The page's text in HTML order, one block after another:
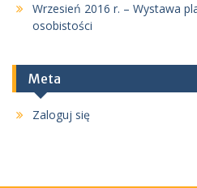
Wrzesień 2016 r. – Wystawa
osobistości
Meta
Zaloguj się